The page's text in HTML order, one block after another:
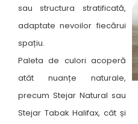
sau structura stratificată,
adaptate nevoilor fiecărui
spațiu.
Paleta de culori acoperă
atât nuanțe naturale,
precum Stejar Natural sau
Stejar Tabak Halifax, cât și